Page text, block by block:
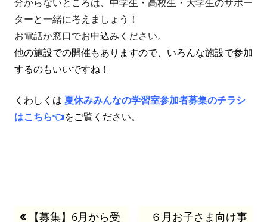
ターと一緒に考えましょう！
お電話か窓口でお申込みください。
他の施設での開催もありますので、いろんな施設で参加
するのもいいですね！
くわしくは 夏休みみんなの学習室参加者募集のチラシ
はこちら👈をご覧ください。
前
【募集】6月から受
次
６月お子さま向け事